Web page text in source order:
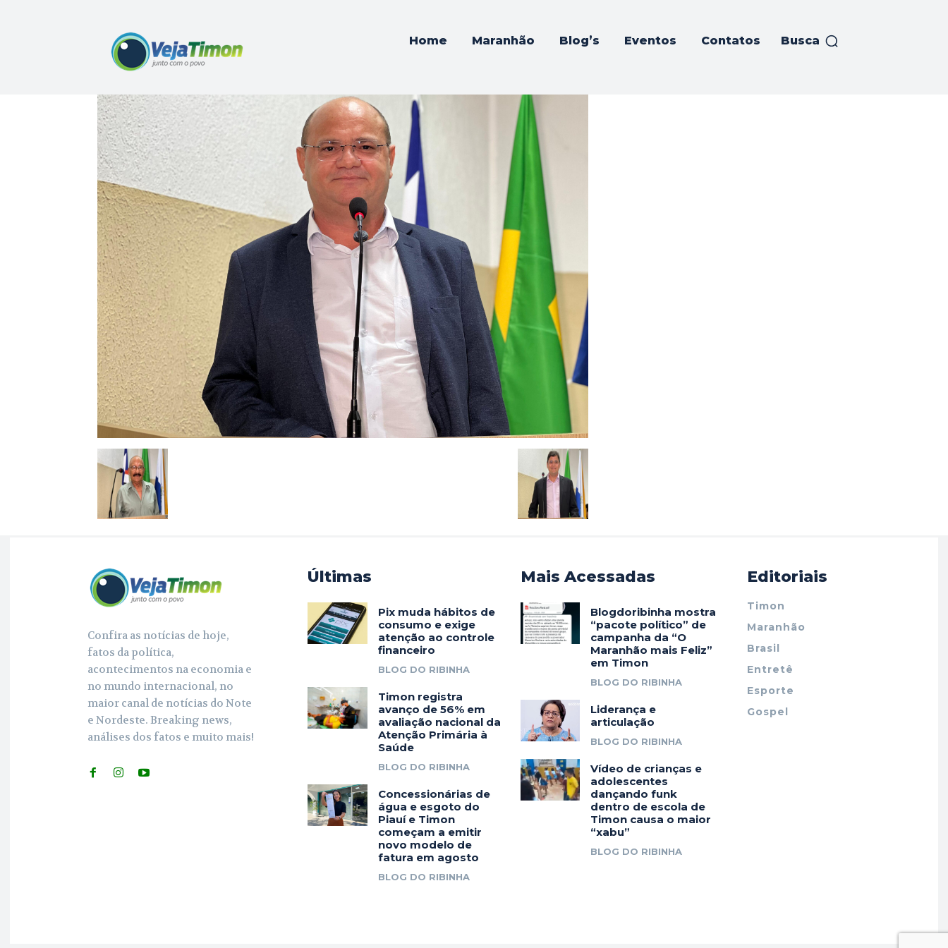
Home Maranhão Blog’s Eventos Contatos Busca
titulo de cidadão20
Confira as notícias de hoje,
fatos da política,
acontecimentos na economia e
no mundo internacional, no
maior canal de notícias do Note
e Nordeste. Breaking news,
análises dos fatos e muito mais!
Últimas
Pix muda hábitos de
consumo e exige
atenção ao controle
financeiro
BLOG DO RIBINHA
Timon registra
avanço de 56% em
avaliação nacional da
Atenção Primária à
Saúde
BLOG DO RIBINHA
Concessionárias de
água e esgoto do
Piauí e Timon
começam a emitir
novo modelo de
fatura em agosto
BLOG DO RIBINHA
Mais Acessadas
Blogdoribinha mostra
“pacote político” de
campanha da “O
Maranhão mais Feliz”
em Timon
BLOG DO RIBINHA
Liderança e
articulação
BLOG DO RIBINHA
Vídeo de crianças e
adolescentes
dançando funk
dentro de escola de
Timon causa o maior
“xabu”
BLOG DO RIBINHA
Editoriais
Timon
Maranhão
Brasil
Entretê
Esporte
Gospel